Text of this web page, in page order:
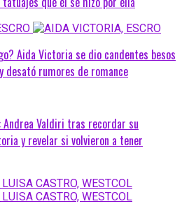
Aida Victoria se dio candentes besos
desató rumores de romance
Andrea Valdiri tras recordar su
y revelar si volvieron a tener